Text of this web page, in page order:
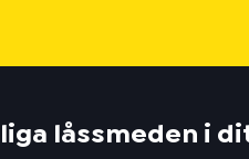
låssmeden i